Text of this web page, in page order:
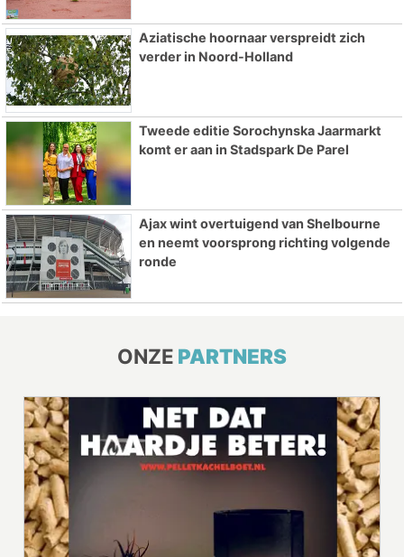
Aziatische hoornaar verspreidt zich
verder in Noord-Holland
Tweede editie Sorochynska Jaarmarkt
komt er aan in Stadspark De Parel
Ajax wint overtuigend van Shelbourne
en neemt voorsprong richting volgende
ronde
ONZE PARTNERS